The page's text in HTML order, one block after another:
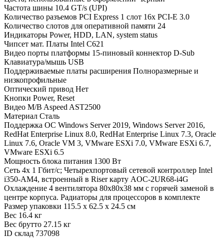
Частота шины 10.4 GT/s (UPI)
Количество разъемов PCI Express 1 слот 16x PCI-E 3.0
Количество слотов для оперативной памяти 24
Индикаторы Power, HDD, LAN, system status
Чипсет мат. Платы Intel C621
Видео порты платформы 15-пиновый коннектор D-Sub
Клавиатура/мышь USB
Поддерживаемые платы расширения Полноразмерные и
низкопрофильные
Оптический привод Нет
Кнопки Power, Reset
Видео M/B Aspeed AST2500
Материал Сталь
Поддержка ОС Windows Server 2019, Windows Server 2016,
RedHat Enterprise Linux 8.0, RedHat Enterprise Linux 7.3, Oracle
Linux 7.6, Oracle VM 3, VMware ESXi 7.0, VMware ESXi 6.7,
VMware ESXi 6.5
Мощность блока питания 1300 Вт
Сеть 4x 1 Гбит/с; Четырехпортовый сетевой контроллер Intel
i350-AM4, встроенный в Riser карту AOC-2UR68-i4G
Охлаждение 4 вентилятора 80x80x38 мм с горячей заменой в
центре корпуса. Радиаторы для процессоров в комплекте
Размер упаковки 115.5 x 62.5 x 24.5 см
Вес 16.4 кг
Вес брутто 27.15 кг
ID склад 737098